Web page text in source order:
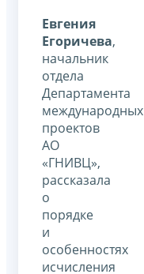
Евгения
Егоричева,
начальник
отдела
Департамента
международных
проектов
АО
«ГНИВЦ»,
рассказала
о
порядке
и
особенностях
исчисления